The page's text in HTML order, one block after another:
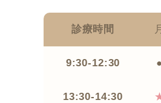
診療時間 月
9:30-12:30 ●
13:30-14:30